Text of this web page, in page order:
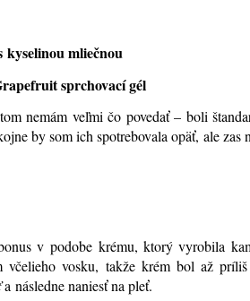
mliečnou
sprchovací gél
nemám veľmi čo povedať – boli
by som ich spotrebovala opäť, ale
v podobe krému, ktorý vyrobila
včelieho vosku, takže krém bol až
a následne naniesť na pleť.